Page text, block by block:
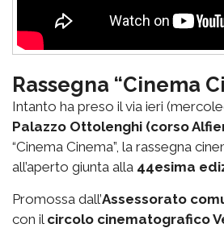
Rassegna “Cinema
Intanto ha preso il via ieri
Palazzo Ottolenghi (corso
“Cinema Cinema”, la rassegna
all’aperto giunta alla 44esima
Promossa dall’Assessorato
con il circolo cinematografico